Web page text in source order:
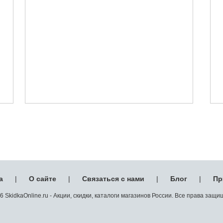
| О сайте | Связаться с нами | Блог |
SkidkaOnline.ru - Акции, скидки, каталоги магазинов России. Все права